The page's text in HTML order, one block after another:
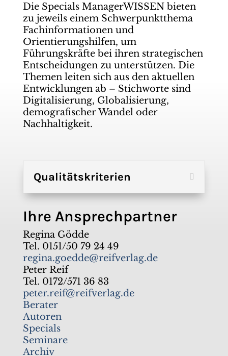
Die Specials ManagerWISSEN bieten
zu jeweils einem Schwerpunktthema
Fachinformationen und
Orientierungshilfen, um
Führungskräfte bei ihren strategischen
Entscheidungen zu unterstützen. Die
Themen leiten sich aus den aktuellen
Entwicklungen ab – Stichworte sind
Digitalisierung, Globalisierung,
demografischer Wandel oder
Nachhaltigkeit.
Qualitätskriterien
Ihre Ansprechpartner
Regina Gödde
Tel. 0151/50 79 24 49
regina.goedde@reifverlag.de
Peter Reif
Tel. 0172/571 36 83
peter.reif@reifverlag.de
Berater
Autoren
Specials
Seminare
Archiv